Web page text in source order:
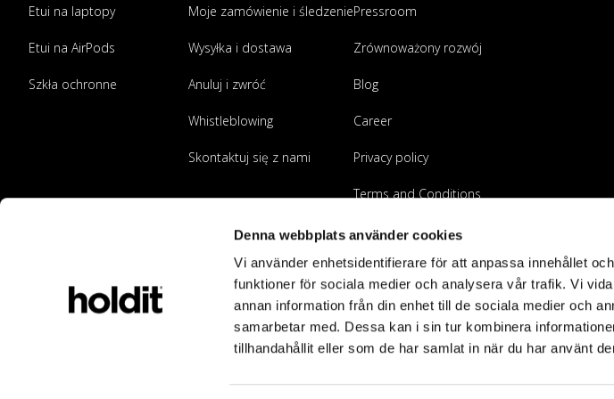
Denna webbplats använder cookies
Vi använder enhetsidentifierare för att anpassa innehållet
funktioner för sociala medier och analysera vår trafik. Vi
annan information från din enhet till de sociala medier och
samarbetar med. Dessa kan i sin tur kombinera
tillhandahållit eller som de har samlat in när du har använt
Etui na laptopy
Etui na AirPods
Szkła ochronne
Moje zamówienie i śledzenie
Wysyłka i dostawa
Anuluj i zwróć
Whistleblowing
Skontaktuj się z nami
Pressroom
Zrównoważony rozwój
Blog
Career
Privacy policy
Terms and Conditions
Zostań sprzedawcą
©2023